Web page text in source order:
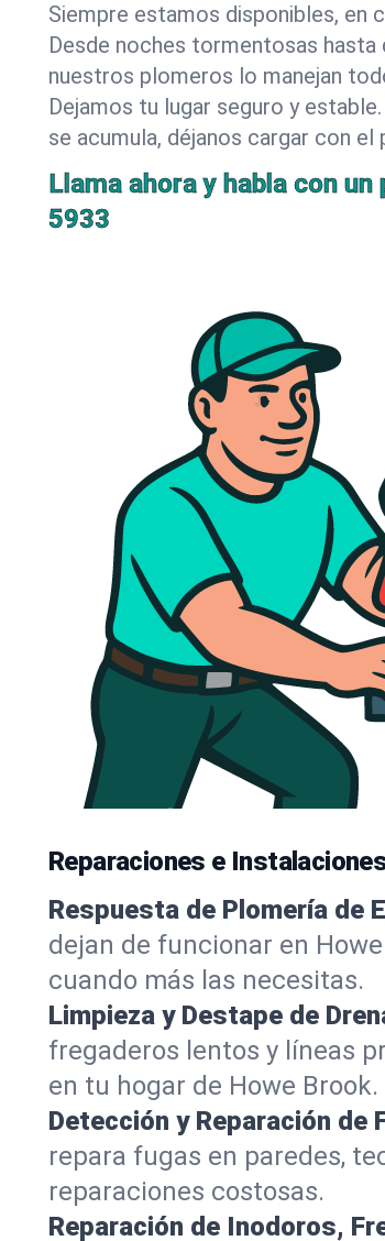
Siempre estamos disponibles, en
Desde noches tormentosas hasta
nuestros plomeros lo manejan
Dejamos tu lugar seguro y
se acumula, déjanos cargar con el
Llama ahora y habla con un
5933
Reparaciones e
Respuesta de Plomería de
dejan de funcionar en
cuando más las necesitas.
Limpieza y Destape de
fregaderos lentos y líneas
en tu hogar de Howe Brook.
Detección y Reparación de
repara fugas en paredes,
reparaciones costosas.
Reparación de Inodoros,